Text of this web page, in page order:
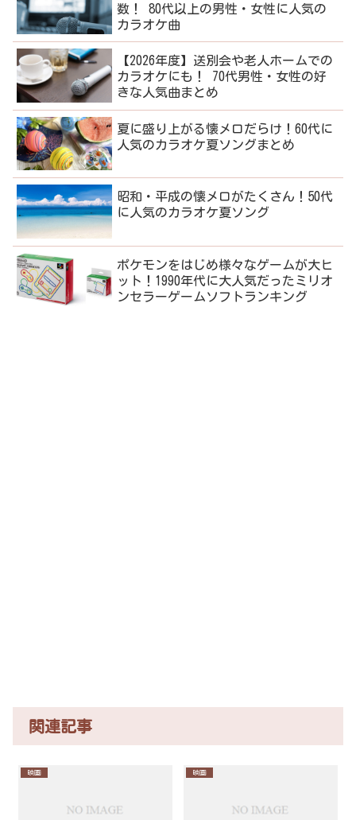
数！ 80代以上の男性・女性に人気の
カラオケ曲
【2026年度】送別会や老人ホームでの
カラオケにも！ 70代男性・女性の好
きな人気曲まとめ
夏に盛り上がる懐メロだらけ！60代に
人気のカラオケ夏ソングまとめ
昭和・平成の懐メロがたくさん！50代
に人気のカラオケ夏ソング
ポケモンをはじめ様々なゲームが大ヒ
ット！1990年代に大人気だったミリオ
ンセラーゲームソフトランキング
関連記事
映画 映画